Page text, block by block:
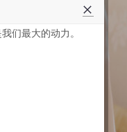
们最大的动力。